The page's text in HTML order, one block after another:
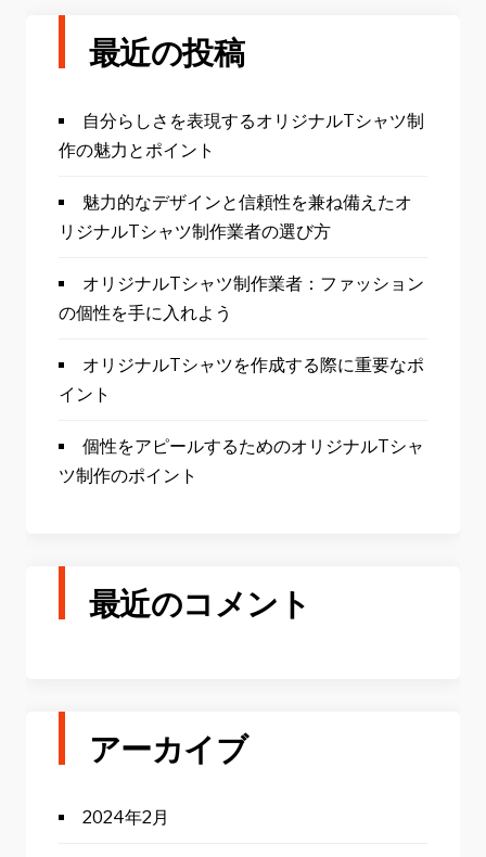
最近の投稿
自分らしさを表現するオリジナルTシャツ制
作の魅力とポイント
魅力的なデザインと信頼性を兼ね備えたオ
リジナルTシャツ制作業者の選び方
オリジナルTシャツ制作業者：ファッション
の個性を手に入れよう
オリジナルTシャツを作成する際に重要なポ
イント
個性をアピールするためのオリジナルTシャ
ツ制作のポイント
最近のコメント
アーカイブ
2024年2月